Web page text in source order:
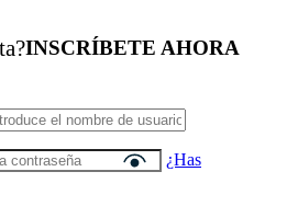
INSCRÍBETE AHORA
¿Has